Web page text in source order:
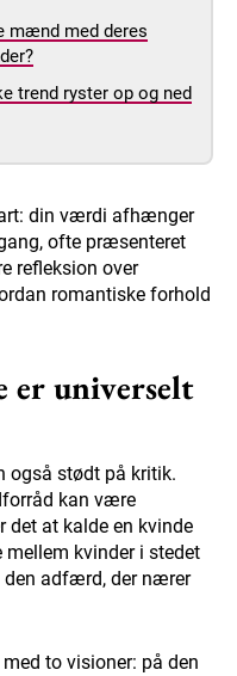
mænd med deres
trend ryster op og ned
din værdi afhænger
ofte præsenteret
refleksion over
romantiske forhold
er universelt
også stødt på kritik.
kan være
det at kalde en kvinde
kvinder i stedet
adfærd, der nærer
to visioner: på den